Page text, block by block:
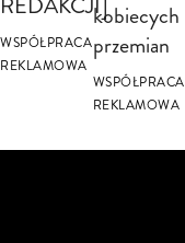
REDAKCJI]
WSPÓŁPRACA
REKLAMOWA
kobiecych
przemian
WSPÓŁPRACA
REKLAMOWA